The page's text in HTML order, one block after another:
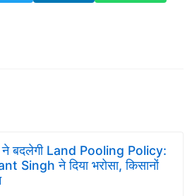
बदलेगी Land Pooling Policy:
Singh ने दिया भरोसा, किसानों